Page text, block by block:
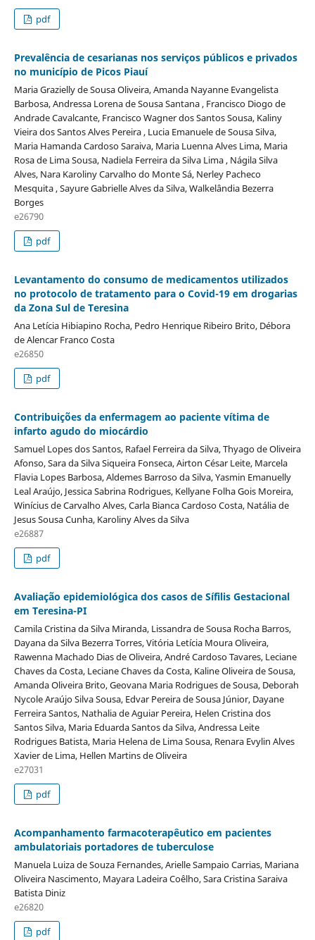
pdf
Prevalência de cesarianas nos serviços públicos e privados
no município de Picos Piauí
Maria Grazielly de Sousa Oliveira, Amanda Nayanne Evangelista
Barbosa, Andressa Lorena de Sousa Santana , Francisco Diogo de
Andrade Cavalcante, Francisco Wagner dos Santos Sousa, Kaliny
Vieira dos Santos Alves Pereira , Lucia Emanuele de Sousa Silva,
Maria Hamanda Cardoso Saraiva, Maria Luenna Alves Lima, Maria
Rosa de Lima Sousa, Nadiela Ferreira da Silva Lima , Nágila Silva
Alves, Nara Karoliny Carvalho do Monte Sá, Nerley Pacheco
Mesquita , Sayure Gabrielle Alves da Silva, Walkelândia Bezerra
Borges
e26790
pdf
Levantamento do consumo de medicamentos utilizados
no protocolo de tratamento para o Covid-19 em drogarias
da Zona Sul de Teresina
Ana Letícia Hibiapino Rocha, Pedro Henrique Ribeiro Brito, Débora
de Alencar Franco Costa
e26850
pdf
Contribuições da enfermagem ao paciente vítima de
infarto agudo do miocárdio
Samuel Lopes dos Santos, Rafael Ferreira da Silva, Thyago de Oliveira
Afonso, Sara da Silva Siqueira Fonseca, Airton César Leite, Marcela
Flavia Lopes Barbosa, Aldemes Barroso da Silva, Yasmin Emanuelly
Leal Araújo, Jessica Sabrina Rodrigues, Kellyane Folha Gois Moreira,
Winícius de Carvalho Alves, Carla Bianca Cardoso Costa, Natália de
Jesus Sousa Cunha, Karoliny Alves da Silva
e26887
pdf
Avaliação epidemiológica dos casos de Sífilis Gestacional
em Teresina-PI
Camila Cristina da Silva Miranda, Lissandra de Sousa Rocha Barros,
Dayana da Silva Bezerra Torres, Vitória Letícia Moura Oliveira,
Rawenna Machado Dias de Oliveira, André Cardoso Tavares, Leciane
Chaves da Costa, Leciane Chaves da Costa, Kaline Oliveira de Sousa,
Amanda Oliveira Brito, Geovana Maria Rodrigues de Sousa, Deborah
Nycole Araújo Silva Sousa, Edvar Pereira de Sousa Júnior, Dayane
Ferreira Santos, Nathalia de Aguiar Pereira, Helen Cristina dos
Santos Silva, Maria Eduarda Santos da Silva, Andressa Leite
Rodrigues Batista, Maria Helena de Lima Sousa, Renara Evylin Alves
Xavier de Lima, Hellen Martins de Oliveira
e27031
pdf
Acompanhamento farmacoterapêutico em pacientes
ambulatoriais portadores de tuberculose
Manuela Luiza de Souza Fernandes, Arielle Sampaio Carrias, Mariana
Oliveira Nascimento, Mayara Ladeira Coêlho, Sara Cristina Saraiva
Batista Diniz
e26820
pdf